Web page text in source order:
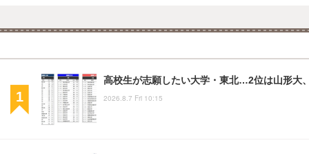
高校生が志願したい大学・東北…2位は山形大
2026.8.7 Fri 10:15